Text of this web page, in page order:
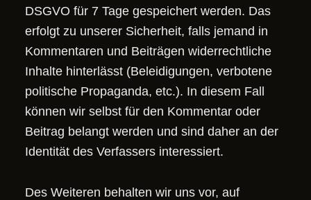
DSGVO für 7 Tage gespeichert werden. Das
erfolgt zu unserer Sicherheit, falls jemand in
Kommentaren und Beiträgen widerrechtliche
Inhalte hinterlässt (Beleidigungen, verbotene
politische Propaganda, etc.). In diesem Fall
können wir selbst für den Kommentar oder
Beitrag belangt werden und sind daher an der
Identität des Verfassers interessiert.
Des Weiteren behalten wir uns vor, auf